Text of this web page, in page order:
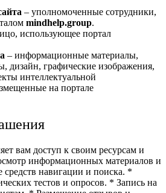
– уполномоченные сотрудники,
mindhelp.group.
использующее портал
– информационные материалы,
дизайн, графические изображения,
интеллектуальной
на портале
вам доступ к своим ресурсам и
информационных материалов и
средств навигации и поиска. *
тестов и опросов. * Запись на